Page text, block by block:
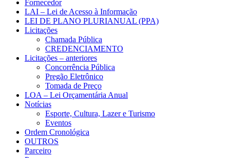
Fornecedor
LAI – Lei de Acesso à Informação
LEI DE PLANO PLURIANUAL (PPA)
Licitações
Chamada Pública
CREDENCIAMENTO
Licitações – anteriores
Concorrência Pública
Pregão Eletrônico
Tomada de Preço
LOA – Lei Orçamentária Anual
Notícias
Esporte, Cultura, Lazer e Turismo
Eventos
Ordem Cronológica
OUTROS
Parceiro